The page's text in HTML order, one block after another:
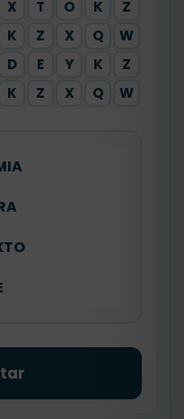
X T O K
Z
K Z X Q
W
D E Y K
Z
K Z X Q W